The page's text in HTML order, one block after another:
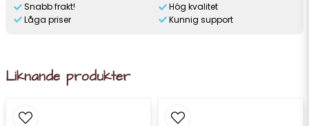
Snabb frakt!
Låga priser
Hög kvalitet
Kunnig support
Liknande produkter